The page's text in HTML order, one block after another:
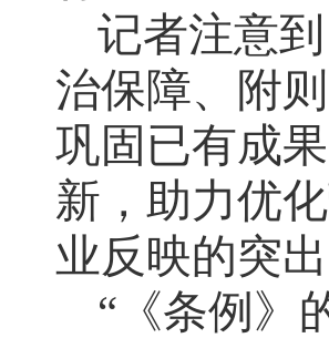
记者注意
治保障、附
巩固已有成
新，助力优
业反映的突
“《条例》